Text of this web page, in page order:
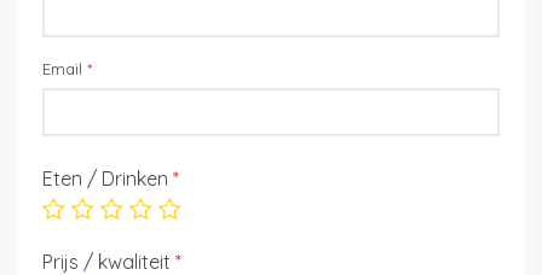
Email *
Eten / Drinken *
Prijs / kwaliteit *